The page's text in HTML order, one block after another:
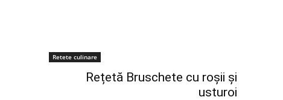
Retete culinare
Rețetă Bruschete cu roșii și
usturoi